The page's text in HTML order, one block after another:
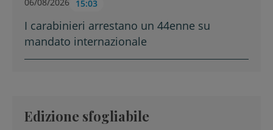
15:03
I carabinieri arrestano un 44enne su
mandato internazionale
Edizione sfogliabile